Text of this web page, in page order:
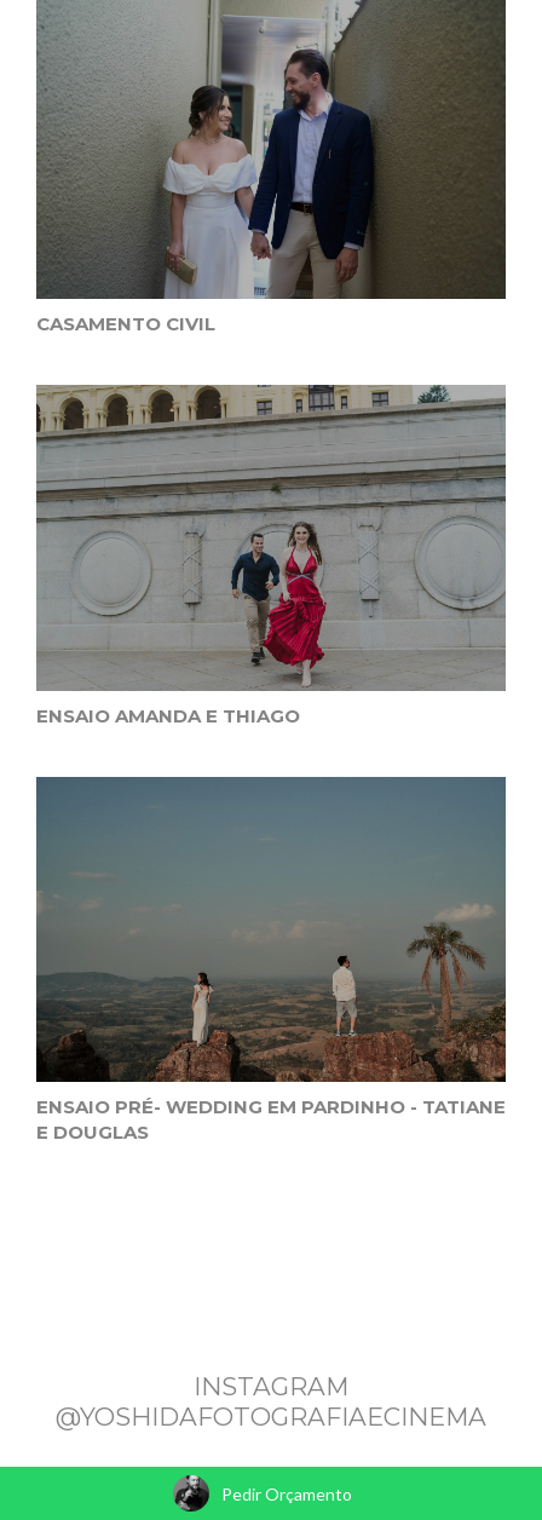
CASAMENTO CIVIL
ENSAIO AMANDA E THIAGO
ENSAIO PRÉ- WEDDING EM PARDINHO - TATIANE
E DOUGLAS
INSTAGRAM
@YOSHIDAFOTOGRAFIAECINEMA
Pedir Orçamento